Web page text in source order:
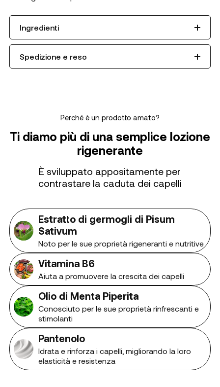
Ingredienti
Spedizione e reso
Perché è un prodotto amato?
Ti diamo più di una semplice lozione
rigenerante
È sviluppato appositamente per
contrastare la caduta dei capelli
Estratto di germogli di Pisum
Sativum
Noto per le sue proprietà rigeneranti e nutritive
Vitamina B6
Aiuta a promuovere la crescita dei capelli
Olio di Menta Piperita
Conosciuto per le sue proprietà rinfrescanti e
stimolanti
Pantenolo
Idrata e rinforza i capelli, migliorando la loro
elasticità e resistenza